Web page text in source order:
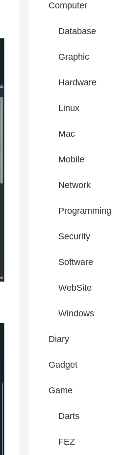
Computer
Database
Graphic
Hardware
Linux
Mac
Mobile
Network
Programming
Security
Software
WebSite
Windows
Diary
Gadget
Game
Darts
FEZ